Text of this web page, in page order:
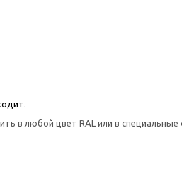
в любой цвет RAL или в